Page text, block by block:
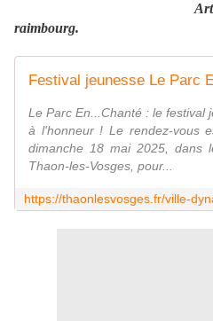
raimbourg.
Le Parc En...Chanté : le festival
à l'honneur ! Le rendez-vous
dimanche 18 mai 2025, dans
Thaon-les-Vosges, pour...